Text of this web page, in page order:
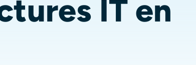
IT en